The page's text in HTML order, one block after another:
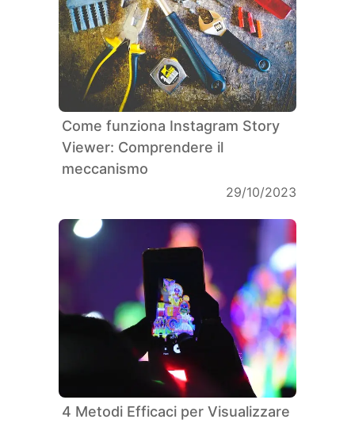
Come funziona Instagram Story
Viewer: Comprendere il
meccanismo
29/10/2023
4 Metodi Efficaci per Visualizzare